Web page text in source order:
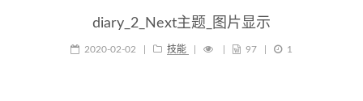
diary_2_Next主题_图片显示
2020-02-02 技能 97 1